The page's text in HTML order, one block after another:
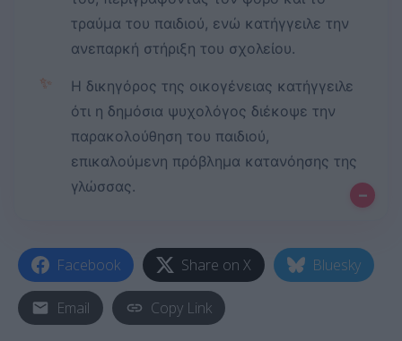
τραύμα του παιδιού, ενώ κατήγγειλε την
ανεπαρκή στήριξη του σχολείου.
✨
Η δικηγόρος της οικογένειας κατήγγειλε
ότι η δημόσια ψυχολόγος διέκοψε την
παρακολούθηση του παιδιού,
επικαλούμενη πρόβλημα κατανόησης της
γλώσσας.
–
Facebook Share on X Bluesky
Email Copy Link